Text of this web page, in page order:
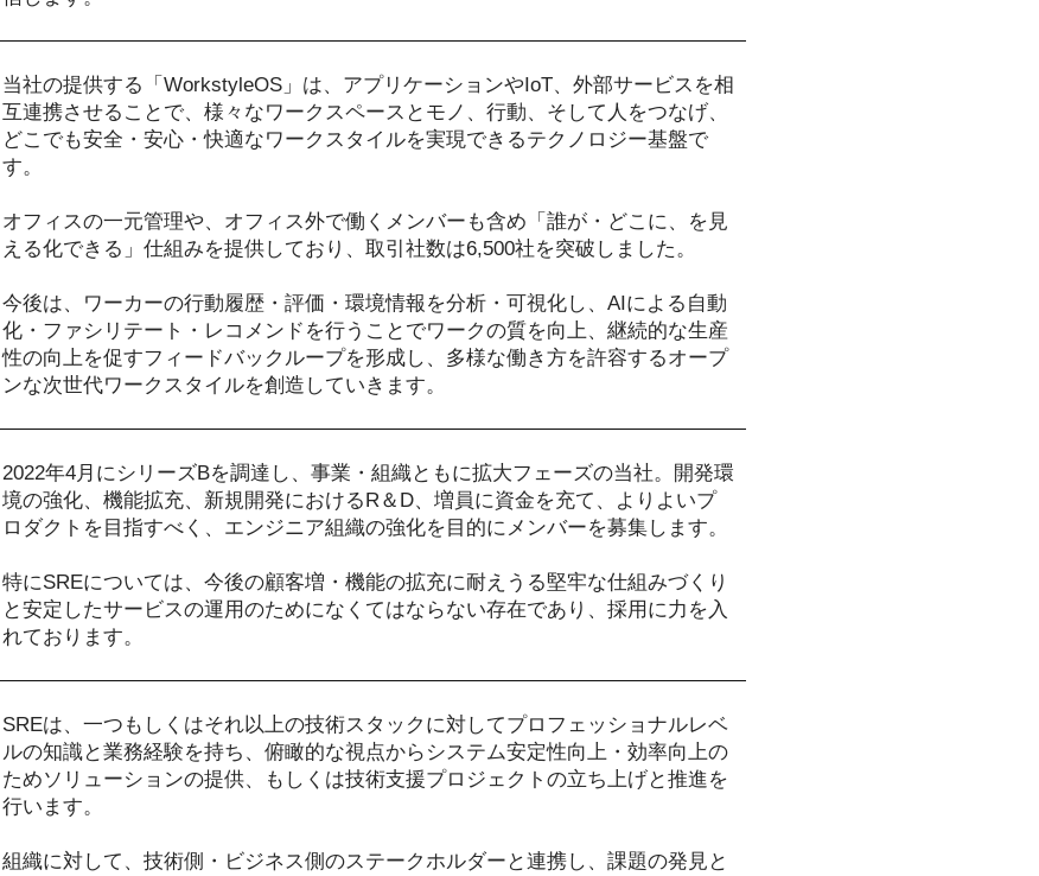
当社の提供する「WorkstyleOS」は、アプリケーションやIoT、外部サービスを相
互連携させることで、様々なワークスペースとモノ、行動、そして人をつなげ、
どこでも安全・安心・快適なワークスタイルを実現できるテクノロジー基盤で
す。
オフィスの一元管理や、オフィス外で働くメンバーも含め「誰が・どこに、を見
える化できる」仕組みを提供しており、取引社数は6,500社を突破しました。
今後は、ワーカーの行動履歴・評価・環境情報を分析・可視化し、AIによる自動
化・ファシリテート・レコメンドを行うことでワークの質を向上、継続的な生産
性の向上を促すフィードバックループを形成し、多様な働き方を許容するオープ
ンな次世代ワークスタイルを創造していきます。
2022年4月にシリーズBを調達し、事業・組織ともに拡大フェーズの当社。開発環
境の強化、機能拡充、新規開発におけるR＆D、増員に資金を充て、よりよいプ
ロダクトを目指すべく、エンジニア組織の強化を目的にメンバーを募集します。
特にSREについては、今後の顧客増・機能の拡充に耐えうる堅牢な仕組みづくり
と安定したサービスの運用のためになくてはならない存在であり、採用に力を入
れております。
SREは、一つもしくはそれ以上の技術スタックに対してプロフェッショナルレベ
ルの知識と業務経験を持ち、俯瞰的な視点からシステム安定性向上・効率向上の
ためソリューションの提供、もしくは技術支援プロジェクトの立ち上げと推進を
行います。
組織に対して、技術側・ビジネス側のステークホルダーと連携し、課題の発見と